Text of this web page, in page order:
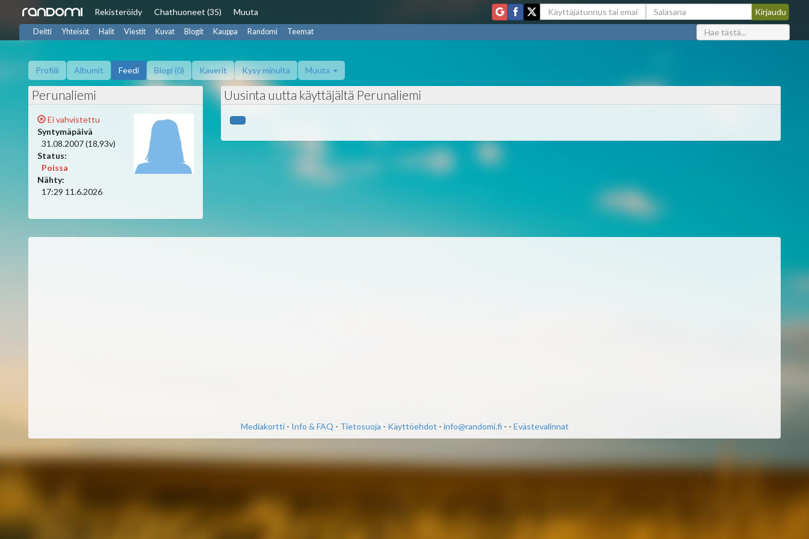
Rekisteröidy Chathuoneet (35) Muuta
Deitti Yhteisöt Halit Viestit Kuvat Blogit Kauppa Randomi Teemat
Profiili Albumit Feedi Blogi (0) Kaverit Kysy minulta Muuta
Uusinta uutta käyttäjältä Perunaliemi
Perunaliemi
Ei vahvistettu
Syntymäpäivä
31.08.2007 (18,93v)
Status:
Poissa
Nähty:
17:29 11.6.2026
Mediakortti- Info & FAQ - Tietosuoja - Käyttöehdot - info@randomi.fi - - Evästevalinnat